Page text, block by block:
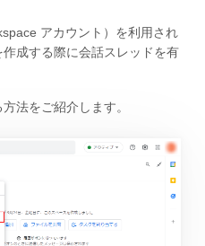
アカウント）を利用され
成する際に会話スレッドを有
法をご紹介します。